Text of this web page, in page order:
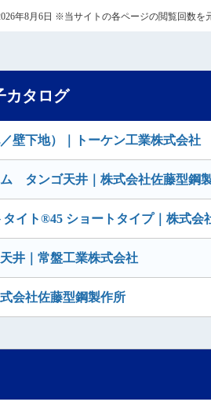
年8月6日 ※当サイトの各ページの閲覧回数を
カタログ
壁下地）｜トーケン工業株式会社
タンゴ天井｜株式会社佐藤型鋼
イト®45 ショートタイプ｜株式会
｜常盤工業株式会社
会社佐藤型鋼製作所